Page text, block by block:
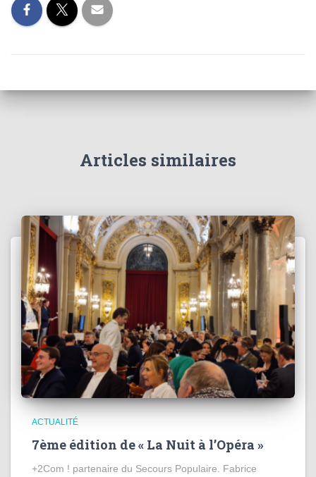
Articles similaires
ACTUALITÉ
7ème édition de « La Nuit à l’Opéra »
+2Com ! partenaire du Secours Populaire. Fabrice